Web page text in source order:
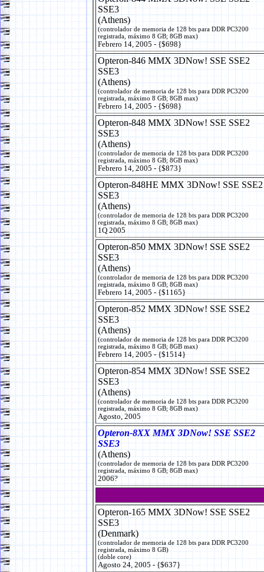
SSE3
(Athens)
(controlador de memoria de 128 bts para DDR PC3200
registrada, máximo 8 GB; 8GB max)
Febrero 14, 2005 - {$698}
Opteron-846 MMX 3DNow! SSE SSE2
SSE3
(Athens)
(controlador de memoria de 128 bts para DDR PC3200
registrada, máximo 8 GB; 8GB max)
Febrero 14, 2005 - {$698}
Opteron-848 MMX 3DNow! SSE SSE2
SSE3
(Athens)
(controlador de memoria de 128 bts para DDR PC3200
registrada, máximo 8 GB; 8GB max)
Febrero 14, 2005 - {$873}
Opteron-848HE MMX 3DNow! SSE SSE2
SSE3
(Athens)
(controlador de memoria de 128 bts para DDR PC3200
registrada, máximo 8 GB; 8GB max)
1Q 2005
Opteron-850 MMX 3DNow! SSE SSE2
SSE3
(Athens)
(controlador de memoria de 128 bts para DDR PC3200
registrada, máximo 8 GB; 8GB max)
Febrero 14, 2005 - {$1165}
Opteron-852 MMX 3DNow! SSE SSE2
SSE3
(Athens)
(controlador de memoria de 128 bts para DDR PC3200
registrada, máximo 8 GB; 8GB max)
Febrero 14, 2005 - {$1514}
Opteron-854 MMX 3DNow! SSE SSE2
SSE3
(Athens)
(controlador de memoria de 128 bts para DDR PC3200
registrada, máximo 8 GB; 8GB max)
Agosto, 2005
Opteron-8XX MMX 3DNow! SSE SSE2
SSE3
(Athens)
(controlador de memoria de 128 bts para DDR PC3200
registrada, máximo 8 GB; 8GB max)
2006?
Opteron-165 MMX 3DNow! SSE SSE2
SSE3
(Denmark)
(controlador de memoria de 128 bts para DDR PC3200
registrada, máximo 8 GB)
(doble core)
Agosto 24, 2005 - {$637}